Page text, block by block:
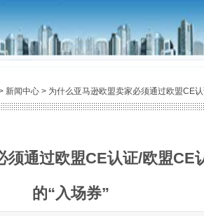
新闻中心 > 为什么亚马逊欧盟卖家必须通过欧盟CE
须通过欧盟CE认证/欧盟CE
的“入场券”